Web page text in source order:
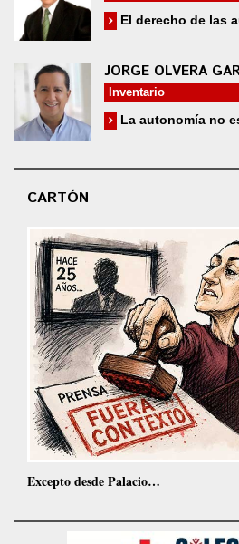
El derecho de las
JORGE OLVERA
Inventario
La autonomía no
CARTÓN
Excepto desde Palacio…